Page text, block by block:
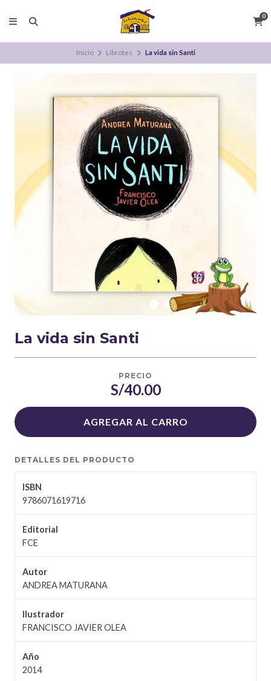
0
Inicio Librotes La vida sin Santi
La vida sin Santi
PRECIO
S/40.00
AGREGAR AL CARRO
DETALLES DEL PRODUCTO
ISBN
9786071619716
Editorial
FCE
Autor
ANDREA MATURANA
Ilustrador
FRANCISCO JAVIER OLEA
Año
2014